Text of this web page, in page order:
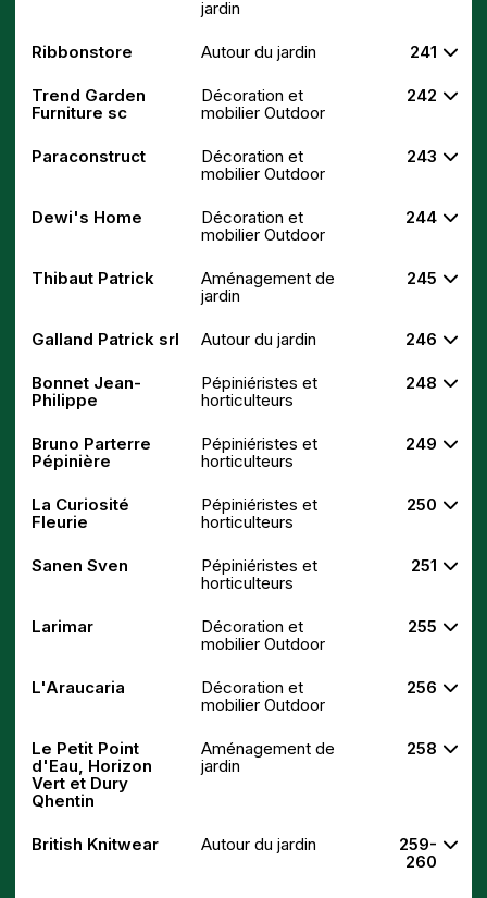
jardin
Ribbonstore Autour du jardin 241
Trend Garden
Furniture sc
Décoration et
mobilier Outdoor
242
Paraconstruct
Décoration et
mobilier Outdoor
243
Dewi's Home
Décoration et
mobilier Outdoor
244
Thibaut Patrick
Aménagement de
jardin
245
Galland Patrick srl Autour du jardin 246
Bonnet Jean-
Philippe
Pépiniéristes et
horticulteurs
248
Bruno Parterre
Pépinière
Pépiniéristes et
horticulteurs
249
La Curiosité
Fleurie
Pépiniéristes et
horticulteurs
250
Sanen Sven
Pépiniéristes et
horticulteurs
251
Larimar
Décoration et
mobilier Outdoor
255
L'Araucaria
Décoration et
mobilier Outdoor
256
Le Petit Point
d'Eau, Horizon
Vert et Dury
Qhentin
Aménagement de
jardin
258
British Knitwear Autour du jardin
259-
260